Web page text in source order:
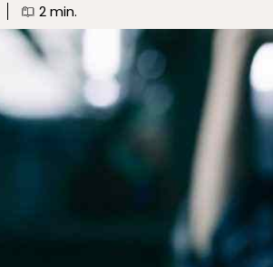
2min.